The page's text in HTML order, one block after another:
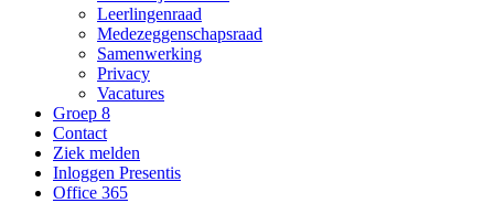
Leerlingenraad
Medezeggenschapsraad
Samenwerking
Privacy
Vacatures
Groep 8
Contact
Ziek melden
Inloggen Presentis
Office 365